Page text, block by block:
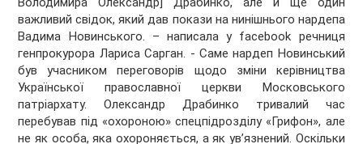
важливий свідок, який дав покази на нинішнього нардепа
Вадима Новинського. – написала у facebook речниця
генпрокурора Лариса Сарган. - Саме нардеп Новинський
був учасником переговорів щодо зміни керівництва
Української православної церкви Московського
патріархату. Олександр Драбинко тривалий час
перебував під «охороною» спецпідрозділу «Грифон», але
не як особа, яка охороняється, а як ув’язнений. Оскільки